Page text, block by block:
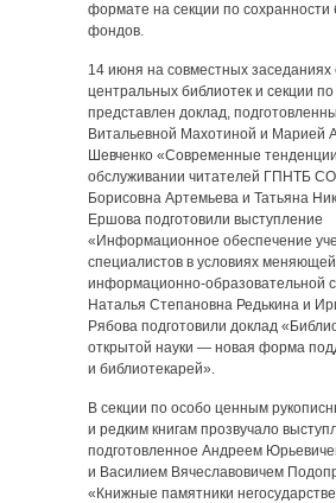
формате на секции по сохранности
фондов.
14 июня на совместных заседаниях
центральных библиотек и секции
представлен доклад,
Витальевной Махотиной и Марией
Шевченко «Современные
обслуживании читателей ГПНТБ
Борисовна Артемьева и Татьяна
Ершова подготовили выступление
«Информационное обеспечение
специалистов в условиях
информационно-образовательной
Наталья Степановна Редькина и
Рябова подготовили доклад
открытой науки — новая форма
и библиотекарей».
В секции по особо ценным
и редким книгам прозвучало
подготовленное Андреем
и Василием Вячеславовичем
«Книжные памятники